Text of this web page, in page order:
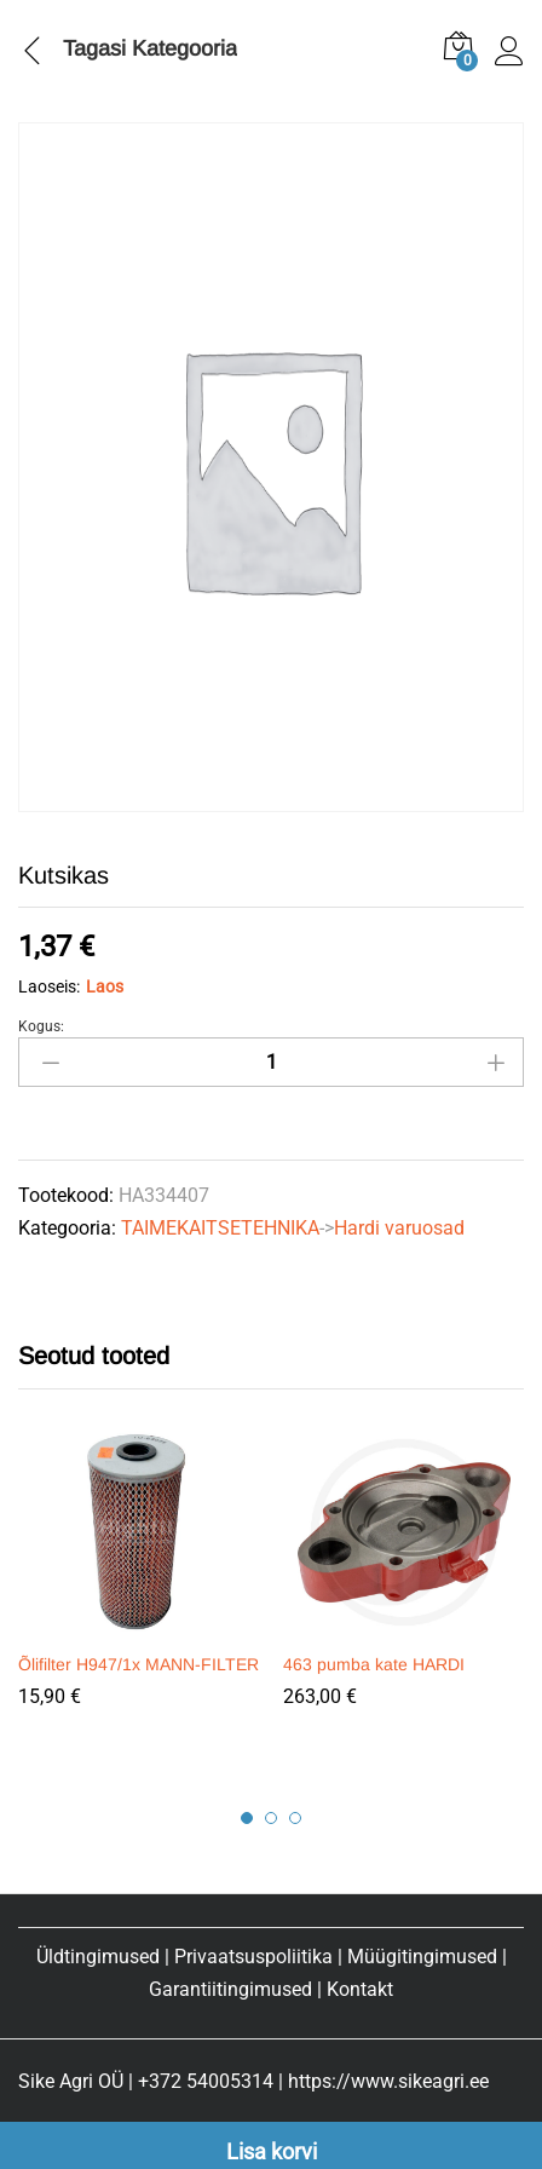
Tagasi Kategooria 0
Kutsikas
1,37 €
Laoseis: Laos
Kutsikas
quantity
Kogus:
Lisa korvi
Tootekood: HA334407
Kategooria: TAIMEKAITSETEHNIKA->Hardi varuosad
Seotud tooted
Õlifilter H947/1x MANN-FILTER
15,90 €
463 pumba kate HARDI
263,00 €
Üldtingimused Privaatsuspoliitika Müügitingimused
Garantiitingimused
Kontakt
Sike Agri OÜ | +372 54005314 | https://www.sikeagri.ee